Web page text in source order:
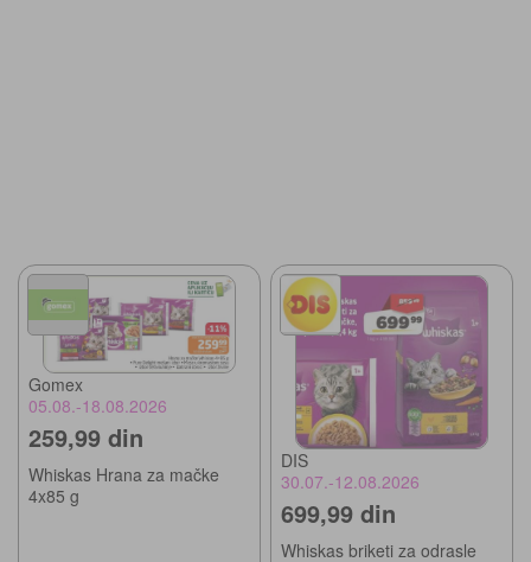
Gomex
05.08.-18.08.2026
259,99 din
Whiskas Hrana za mačke
4x85 g
DIS
30.07.-12.08.2026
699,99 din
Whiskas briketi za odrasle